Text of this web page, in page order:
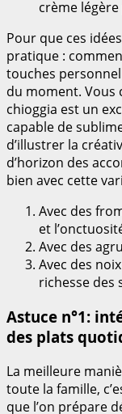
crème
Pour que ces
pratique :
touches
du moment. Vous
chioggia est un
capable de
d’illustrer la
d’horizon des
bien avec cette
Avec des
et
Avec des
Avec des
richesse des
Astuce n°1:
des plats
La meilleure
toute la famille,
que l’on prépare